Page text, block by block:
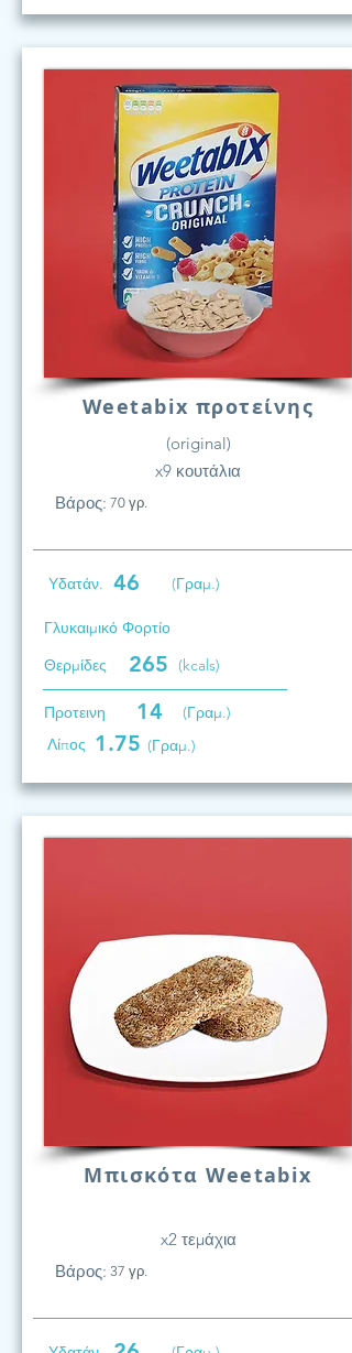
Weetabix προτείνης
(original)
x9 κουτάλια
Βάρος: 70 γρ.
Υδατάν. 46 (Γραμ.)
Γλυκαιμικό Φορτίο
Θερμίδες
265 (kcals)
Προτεινη 14
(Γραμ.)
Λίπος 1.75 (Γραμ.)
Μπισκότα Weetabix
x2 τεμάχια
Βάρος: 37 γρ.